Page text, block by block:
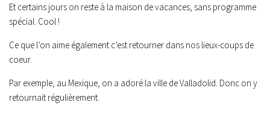
Et certains jours on reste à la maison de vacances, sans programme
spécial. Cool !
Ce que l’on aime également c’est retourner dans nos lieux-coups de
coeur.
Par exemple, au Mexique, on a adoré la ville de Valladolid. Donc on y
retournait régulièrement.